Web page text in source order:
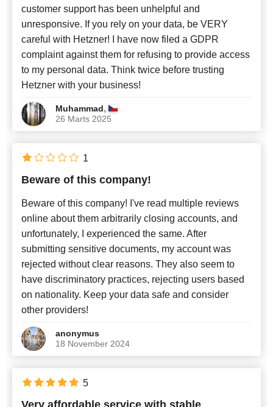
customer support has been unhelpful and
unresponsive. If you rely on your data, be VERY
careful with Hetzner! I have now filed a GDPR
complaint against them for refusing to provide access
to my personal data. Think twice before trusting
Hetzner with your business!
Muhammad,
26 Marts 2025
Beware of this company!
Beware of this company! I've read multiple reviews
online about them arbitrarily closing accounts, and
unfortunately, I experienced the same. After
submitting sensitive documents, my account was
rejected without clear reasons. They also seem to
have discriminatory practices, rejecting users based
on nationality. Keep your data safe and consider
other providers!
anonymus
18 November 2024
1
Very affordable service with stable
5